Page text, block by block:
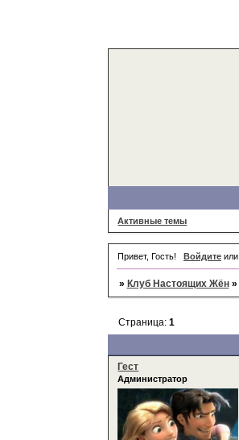
Активные темы
Привет, Гость! Войдитеили
» Клуб Настоящих Жён »
Страница: 1
Гест
Администратор